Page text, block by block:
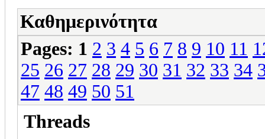
Καθημερινότητα
Pages: 1 2 3 4 5 6 7 8 9 10 11
25 26 27 28 29 30 31 32 33 34
47 48 49 50 51
Threads